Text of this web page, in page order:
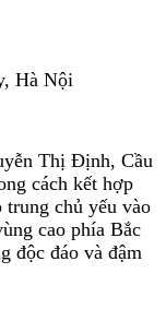
Hà Nội
Thị Định, Cầu
cách kết hợp
trung chủ yếu vào
cao phía Bắc
độc đáo và đậm